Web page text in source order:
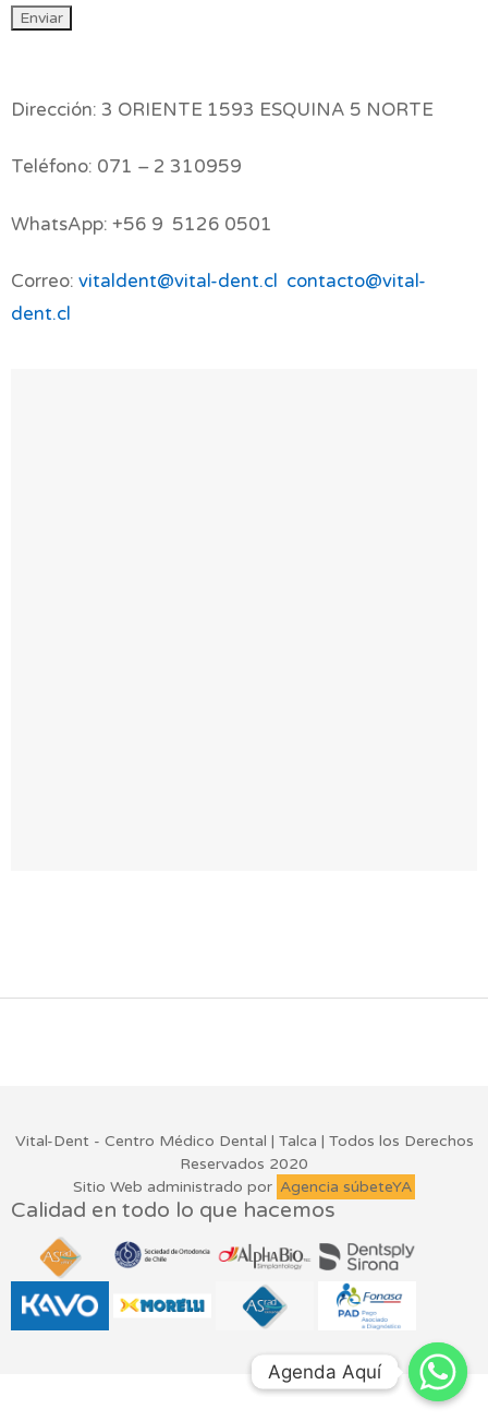
Dirección: 3 ORIENTE 1593 ESQUINA 5 NORTE
Teléfono: 071 – 2 310959
WhatsApp: +56 9 5126 0501
Correo: vitaldent@vital-dent.cl contacto@vital-
dent.cl
Vital-Dent - Centro Médico Dental | Talca | Todos los Derechos
Reservados 2020
Sitio Web administrado por Agencia súbeteYA
Calidad en todo lo que hacemos
Agenda Aquí
Agenda Aquí